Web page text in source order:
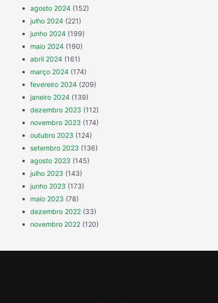
agosto 2024 (152)
julho 2024 (221)
junho 2024 (199)
maio 2024 (190)
abril 2024 (161)
março 2024 (174)
fevereiro 2024 (209)
janeiro 2024 (139)
dezembro 2023 (112)
novembro 2023 (174)
outubro 2023 (124)
setembro 2023 (136)
agosto 2023 (145)
julho 2023 (143)
junho 2023 (173)
maio 2023 (78)
dezembro 2022 (33)
novembro 2022 (120)